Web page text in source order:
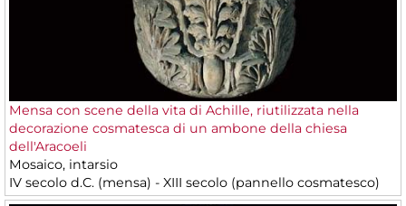
Mensa con scene della vita di Achille, riutilizzata nella
decorazione cosmatesca di un ambone della chiesa
dell'Aracoeli
Mosaico, intarsio
IV secolo d.C. (mensa) - XIII secolo (pannello cosmatesco)